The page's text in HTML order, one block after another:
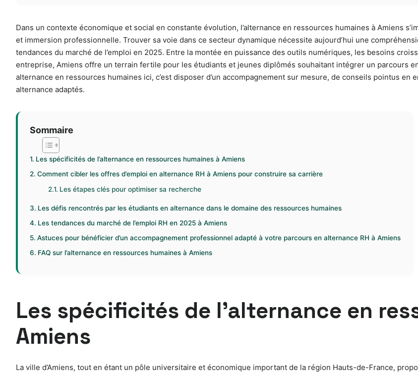
Dans un contexte économique et social en constante évolution, l’alternance en ressources humaines à Amiens
et immersion professionnelle. Trouver sa voie dans ce secteur dynamique nécessite aujourd’hui une
tendances du marché de l’emploi en 2025. Entre la montée en puissance des outils numériques, les besoins
entreprise, Amiens offre un terrain fertile pour les étudiants et jeunes diplômés souhaitant intégrer un parcours
alternance en ressources humaines ici, c’est disposer d’un accompagnement sur mesure, de conseils pointus
alternance adaptés.
Sommaire
Les spécificités de l’alternance en ressources humaines à Amiens
Comment cibler les offres d’emploi en alternance RH à Amiens pour construire sa carrière
Les étapes clés pour optimiser sa recherche
Les défis rencontrés par les étudiants en alternance dans le domaine des ressources humaines
Les tendances du marché de l’emploi RH en 2025 à Amiens
Astuces pour bénéficier d’un accompagnement professionnel adapté à votre parcours en alternance RH à Amiens
FAQ sur l’alternance en ressources humaines à Amiens
Les spécificités de l’alternance en
Amiens
La ville d’Amiens, tout en étant un pôle universitaire et économique important de la région Hauts-de-France,